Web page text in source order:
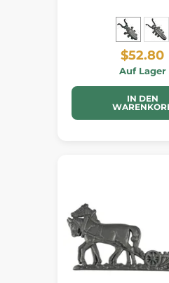
$52.80
Auf Lager
IN DEN